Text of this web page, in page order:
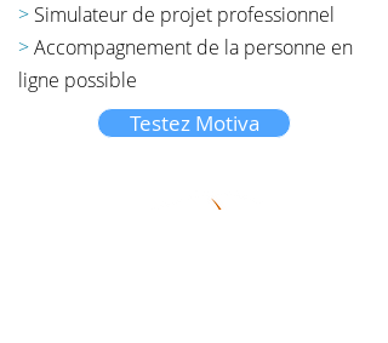
> Simulateur de projet professionnel
>Accompagnement de la personne en
ligne possible
Testez Motiva